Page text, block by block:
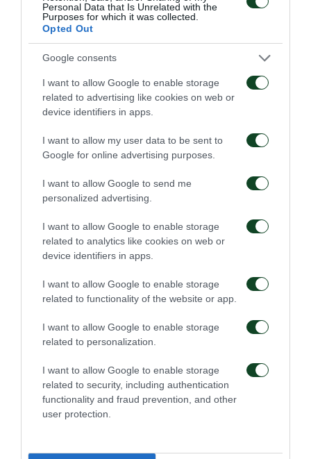
Personal Data that Is Unrelated with the
Purposes for which it was collected.
Opted Out
Google consents
I want to allow Google to enable storage
related to advertising like cookies on web or
device identifiers in apps.
I want to allow my user data to be sent to
Google for online advertising purposes.
I want to allow Google to send me
personalized advertising.
I want to allow Google to enable storage
related to analytics like cookies on web or
device identifiers in apps.
I want to allow Google to enable storage
related to functionality of the website or app.
I want to allow Google to enable storage
related to personalization.
I want to allow Google to enable storage
related to security, including authentication
functionality and fraud prevention, and other
user protection.
ΠΙΤΣΩΤΗΣ ΔΗΜΗΤΡΗΣ
2005
ΑΥΓΕΡΙΝΟΣ ΦΑΝΗΣ
2003
ΜΕΣΟΣ
ΚΩΣΤΟΠΟΥΛΟΣ
ΔΗΜΗΤΡΗΣ
ΜΕΣΟΣ
ΚΥΡΙΟΠΟΥΛΟΣ
ΓΙΩΡΓΟΣ
2004 ΜΕΣΟΣ
ΨΥΛΛΑΣ ΔΗΜΗΤΡΗΣ 2004
ΜΕΣΟΣ
ΠΟΠΙΕΛΑ ΞΑΒΙΕΡ
2004
ΣΥΜΕΩΝΙΔΗΣ ΤΑΣΟΣ
2004
ΜΕΣΟΣ
ΒΑΓΙΑΝΝΙΔΗΣ
ΑΙΜΙΛΙΟΣ
2005
ΚΑΛΟΣΚΑΜΗΣ
ΔΗΜΗΤΡΗΣ
2005 ΜΕΣΟΣ
ΛΑΖΑΡΗΣ ΟΔΥΣΣΕΑΣ 2005
ΜΕΣΟΣ
ΛΙΑΤΙΦΗΣ ΧΡΗΣΤΟΣ
2005
ΜΕΣΟΣ
ΝΙΚΟΛΕΤΟΠΟΥΛΟΣ
2005 ΜΕΣΟΣ
ΜΕΣΟΣ
ΣΠΑΘΑΡΗΣ ΜΑΡΚΟΣ
2005
ΜΕΣΟΣ
ΒΟΛΑΚΗΣ
ΚΩΝΣΤΑΝΤΙΝΟΣ
2004
ΠΛΑΓΙΟΣ